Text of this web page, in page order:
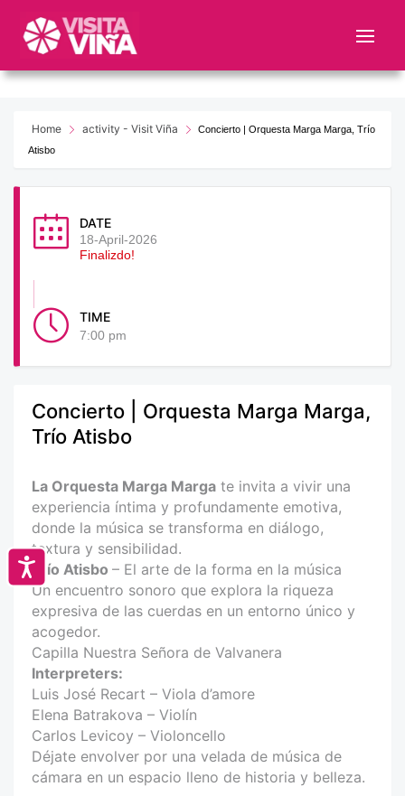
este
web
sistema
Accesibilidad
Home activity - Visit Viña
Concierto | Orquesta Marga Marga, Trío
Atisbo
DATE
18-April-2026
Finalizdo!
TIME
7:00 pm
Concierto | Orquesta Marga Marga,
Trío Atisbo
La Orquesta Marga Marga te invita a vivir una
experiencia íntima y profundamente emotiva,
donde la música se transforma en diálogo,
textura y sensibilidad.
Trío Atisbo – El arte de la forma en la música
Un encuentro sonoro que explora la riqueza
expresiva de las cuerdas en un entorno único y
acogedor.
Capilla Nuestra Señora de Valvanera
Interpreters:
Luis José Recart – Viola d’amore
Elena Batrakova – Violín
Carlos Levicoy – Violoncello
Déjate envolver por una velada de música de
cámara en un espacio lleno de historia y belleza.